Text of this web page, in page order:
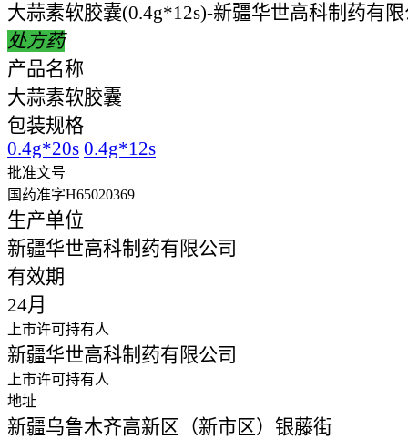
大蒜素软胶囊(0.4g*12s)-新疆华世高科制药有
处方药
产品名称
大蒜素软胶囊
包装规格
0.4g*20s 0.4g*12s
批准文号
国药准字H65020369
生产单位
新疆华世高科制药有限公司
有效期
24月
上市许可持有人
新疆华世高科制药有限公司
上市许可持有人
地址
新疆乌鲁木齐高新区（新市区）银藤街